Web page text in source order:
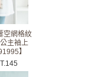
空網格紋
主袖上
】
145